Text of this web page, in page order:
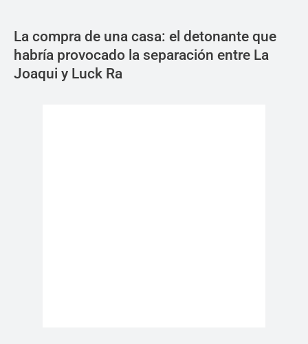
La compra de una casa: el detonante que
habría provocado la separación entre La
Joaqui y Luck Ra